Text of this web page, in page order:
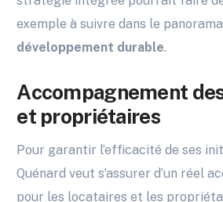
exemple à suivre dans le
développement durable.
Accompagnement
et propriétaires
Pour garantir l’efficacité de ses
Quénard veut s’assurer d’un réel
pour les locataires et les